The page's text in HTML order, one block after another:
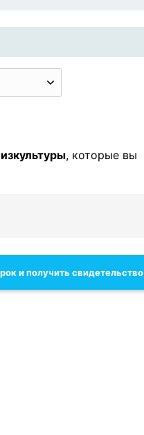
, которые вы
и получить свидетельство